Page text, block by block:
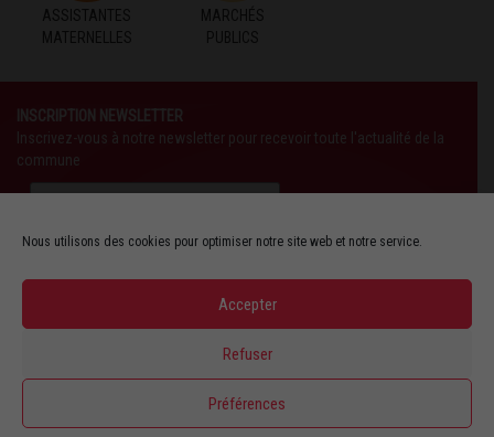
Nous utilisons des cookies pour optimiser notre site web et notre service.
Accepter
Refuser
Préférences
ASSISTANTES
MATERNELLES
MARCHÉS
PUBLICS
INSCRIPTION NEWSLETTER
Inscrivez-vous à notre newsletter pour recevoir toute l'actualité de la
commune
SUIVEZ-NOUS AUSSI SUR :
YOUTUBE